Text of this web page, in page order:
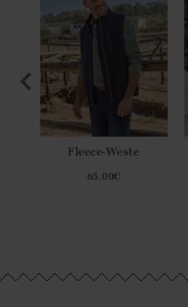
Fleece-Weste
65.00€